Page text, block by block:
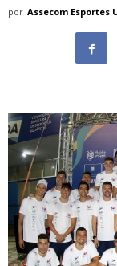
por Assecom Esportes